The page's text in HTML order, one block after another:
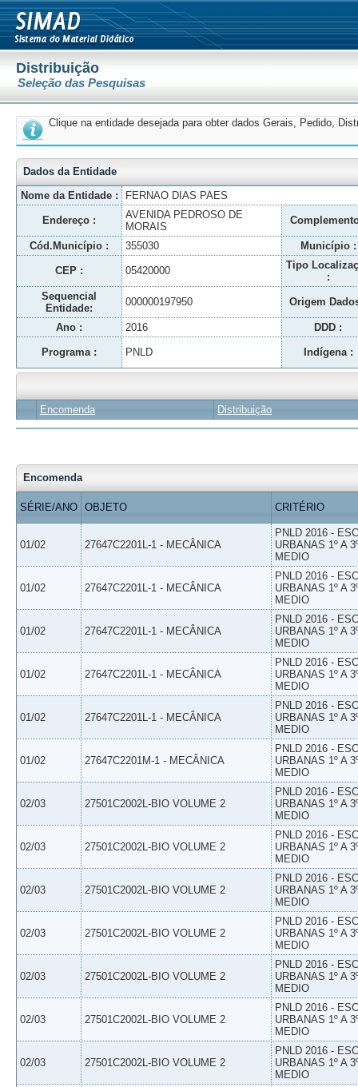
Distribuição
Seleção das Pesquisas
Clique na entidade desejada para obter dados Gerais, Pedido,
Dados da Entidade
Nome da Entidade :
FERNAO DIAS PAES
Endereço :
AVENIDA PEDROSO DE
MORAIS
Cód.Município : 355030 Município :
CEP : 05420000
Tipo
:
Sequencial
Entidade:
000000197950 Origem
Ano : 2016 DDD :
Programa : PNLD Indígena :
Encomenda Distribuição
Encomenda
SÉRIE/ANO OBJETO CRITÉRIO
01/02 27647C2201L-1 - MECÂNICA
PNLD 2016 -
URBANAS 1º A
MEDIO
01/02 27647C2201L-1 - MECÂNICA
PNLD 2016 -
URBANAS 1º A
MEDIO
01/02 27647C2201L-1 - MECÂNICA
PNLD 2016 -
URBANAS 1º A
MEDIO
01/02 27647C2201L-1 - MECÂNICA
PNLD 2016 -
URBANAS 1º A
MEDIO
01/02 27647C2201L-1 - MECÂNICA
PNLD 2016 -
URBANAS 1º A
MEDIO
01/02 27647C2201M-1 - MECÂNICA
PNLD 2016 -
URBANAS 1º A
MEDIO
02/03 27501C2002L-BIO VOLUME 2
PNLD 2016 -
URBANAS 1º A
MEDIO
02/03 27501C2002L-BIO VOLUME 2
PNLD 2016 -
URBANAS 1º A
MEDIO
02/03 27501C2002L-BIO VOLUME 2
PNLD 2016 -
URBANAS 1º A
MEDIO
02/03 27501C2002L-BIO VOLUME 2
PNLD 2016 -
URBANAS 1º A
MEDIO
02/03 27501C2002L-BIO VOLUME 2
PNLD 2016 -
URBANAS 1º A
MEDIO
02/03 27501C2002L-BIO VOLUME 2
PNLD 2016 -
URBANAS 1º A
MEDIO
02/03 27501C2002L-BIO VOLUME 2
PNLD 2016 -
URBANAS 1º A
MEDIO